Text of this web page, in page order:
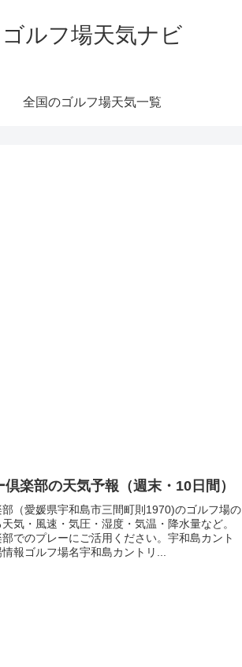
ゴルフ場天気ナビ
全国のゴルフ場天気一覧
楽部の天気予報（週末・10日間）
（愛媛県宇和島市三間町則1970)のゴルフ場の
気・風速・気圧・湿度・気温・降水量など。
でのプレーにご活用ください。宇和島カント
報ゴルフ場名宇和島カントリ...